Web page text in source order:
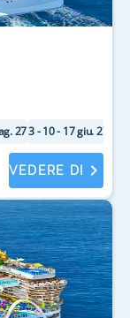
273 - 10 - 17 giu. 27
VEDERE DI